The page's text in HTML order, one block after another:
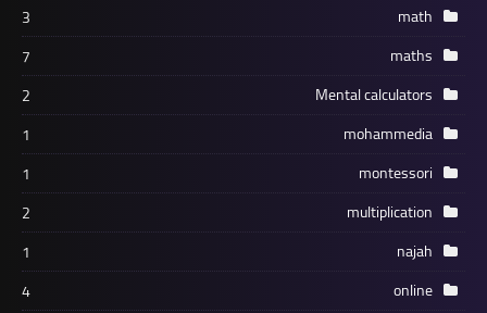
math
3
maths
7
Mental calculators
2
mohammedia
1
montessori
1
multiplication
2
najah
1
online
4